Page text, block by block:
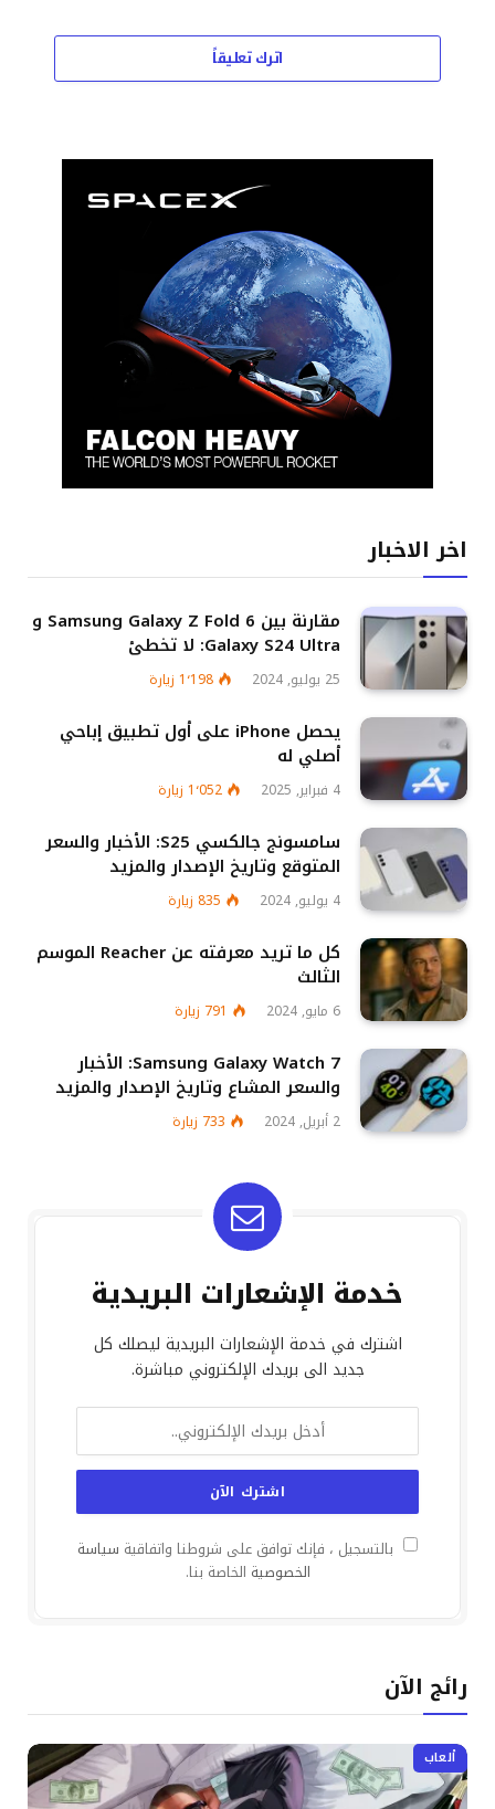
اترك تعليقاً
اخر الاخبار
مقارنة بين Samsung Galaxy Z Fold 6 و
Galaxy S24 Ultra: لا تخطئ
25 يوليو, 2024 1٬198 زيارة
يحصل iPhone على أول تطبيق إباحي
أصلي له
4 فبراير, 2025 1٬052 زيارة
سامسونج جالكسي S25: الأخبار والسعر
المتوقع وتاريخ الإصدار والمزيد
4 يوليو, 2024 835 زيارة
كل ما تريد معرفته عن Reacher الموسم
الثالث
6 مايو, 2024 791 زيارة
Samsung Galaxy Watch 7: الأخبار
والسعر المشاع وتاريخ الإصدار والمزيد
2 أبريل, 2024 733 زيارة
خدمة الإشعارات البريدية
اشترك في خدمة الإشعارات البريدية ليصلك كل
جديد الى بريدك الإلكتروني مباشرة.
بالتسجيل ، فإنك توافق على شروطنا واتفاقية سياسة
الخصوصية الخاصة بنا.
رائج الآن
ألعاب